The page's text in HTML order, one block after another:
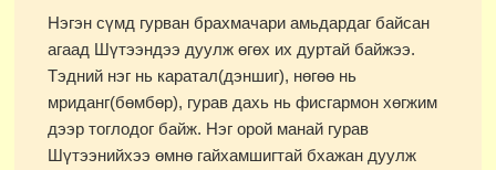
Нэгэн сүмд гурван брахмачари амьдардаг байсан
агаад Шүтээндээ дуулж өгөх их дуртай байжээ.
Тэдний нэг нь каратал(дэншиг), нөгөө нь
мриданг(бөмбөр), гурав дахь нь фисгармон хөгжим
дээр тоглодог байж. Нэг орой манай гурав
Шүтээнийхээ өмнө гайхамшигтай бхажан дуулж